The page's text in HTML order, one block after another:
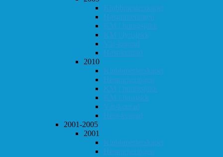
Klubbmesterskapet
Høstturneringen
KM i hurtigsjakk
KM i lynsjakk
Vår-konrad
Høst-konrad
2010
Klubbmesterskapet
Høstturneringen
KM i hurtigsjakk
KM i lynsjakk
Vår-konrad
Høst-konrad
2001-2005
2001
Klubbmesterskapet
Høstturneringen